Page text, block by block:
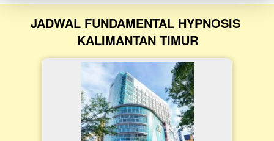
JADWAL FUNDAMENTAL HYPNOSIS
KALIMANTAN TIMUR